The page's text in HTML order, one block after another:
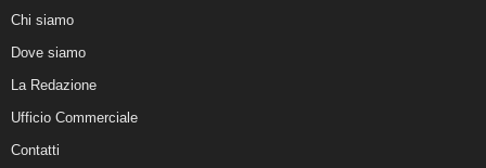
Chi siamo
Dove siamo
La Redazione
Ufficio Commerciale
Contatti